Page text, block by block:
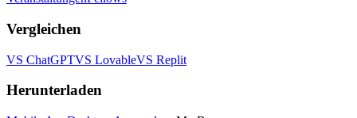
Vergleichen
VS ChatGPTVS LovableVS Replit
Herunterladen